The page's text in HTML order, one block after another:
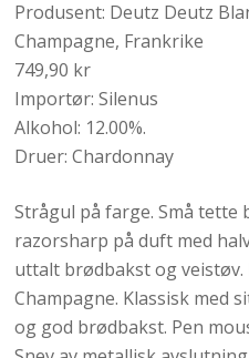
Produsent: Deutz Deutz
Champagne, Frankrike
749,90 kr
Importør: Silenus
Alkohol: 12.00%.
Druer: Chardonnay
Strågul på farge. Små tette
razorsharp på duft med
uttalt brødbakst og
Champagne. Klassisk med
og god brødbakst. Pen